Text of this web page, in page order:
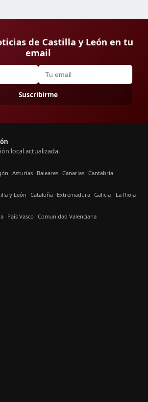
de Castilla y León en tu
email
Suscribirme
local actualizada.
Asturias Baleares Canarias Cantabria
y León Cataluña Extremadura Galicia La Rioja
País Vasco Comunidad Valenciana